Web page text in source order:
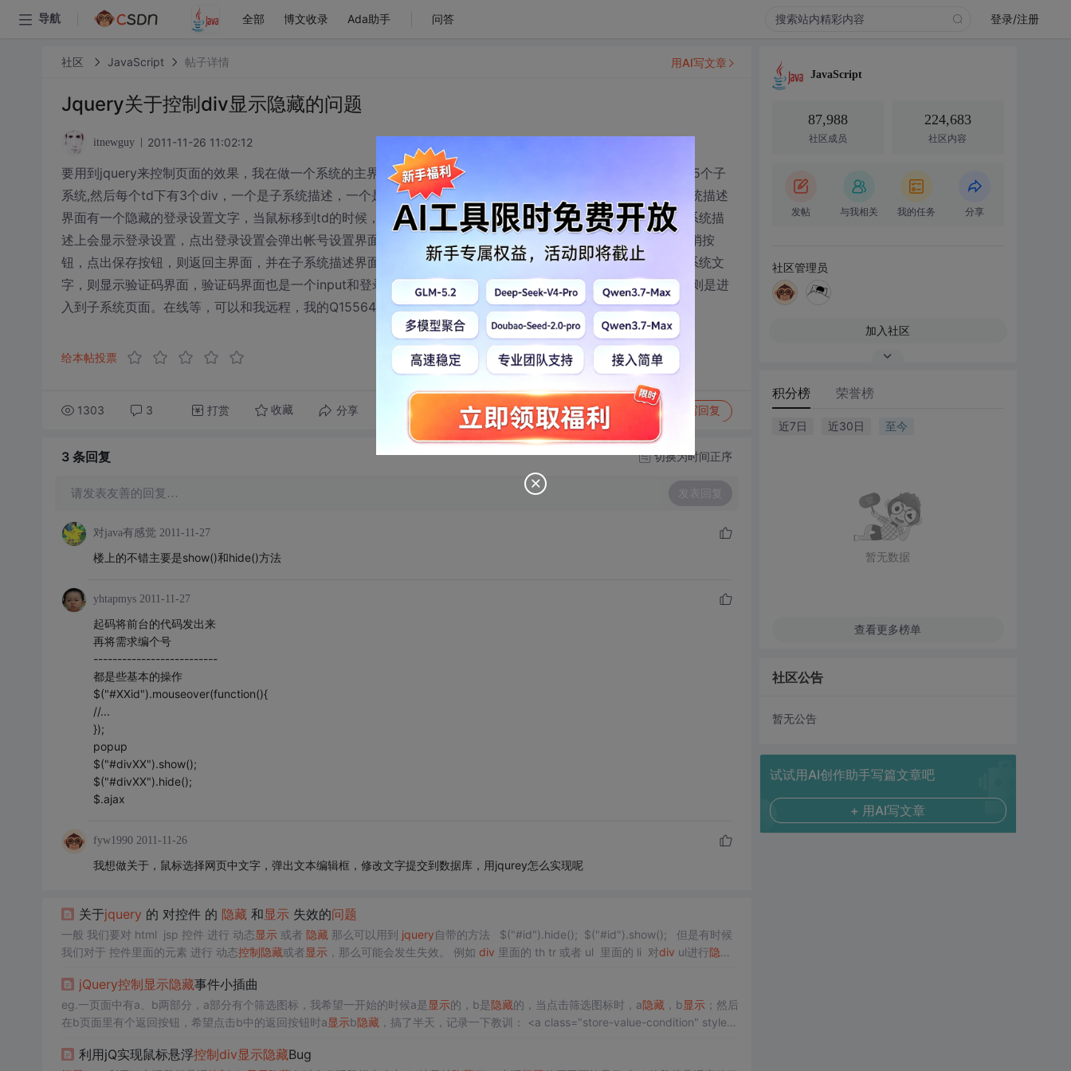
导航 全部 博文收录 Ada助手 问答 登录/注册
社区 JavaScript 帖子详情
Jquery关于控制div显示隐藏的问题
itnewguy 2011-11-26 11:02:12
要用到jquery来控制页面的效果，我在做一个系统的主界面页面，上2下5的布局，下5是用1个table,5个td包着的5个子
系统,然后每个td下有3个div，一个是子系统描述，一个是隐藏的帐号设置，一个是隐藏的输入验证码界面。子系统描述
界面有一个隐藏的登录设置文字，当鼠标移到td的时候，显示登录设置，鼠标移到td上时背景会变图片，然后子系统描
述上会显示登录设置，点出登录设置会弹出帐号设置界面，帐号设置界面有帐号,密码文本框和一个保存按钮和取消按
钮，点出保存按钮，则返回主界面，并在子系统描述界面显示进入系统文字，点击取消则返回主界面。点击进入系统文
字，则显示验证码界面，验证码界面也是一个input和登录和取消的按钮，点击取消也是返回主界面，点击登录，则是进
入到子系统页面。在线等，可以和我远程，我的Q1556423630 帮下我，谢谢了。
给本帖投票
1303 3 打赏 收藏 分享 转发到动态 举报 写回复
用AI写文章
3 条回复 切换为时间正序
请发表友善的回复… 发表回复
对java有感觉 2011-11-27
楼上的不错主要是show()和hide()方法
yhtapmys 2011-11-27
起码将前台的代码发出来
再将需求编个号
--------------------------
都是些基本的操作
$("#XXid").mouseover(function(){
//...
});
popup
$("#divXX").show();
$("#divXX").hide();
$.ajax
fyw1990 2011-11-26
我想做关于，鼠标选择网页中文字，弹出文本编辑框，修改文字提交到数据库，用jqurey怎么实现呢
关于jquery 的 对控件 的 隐藏 和显示失效的问题
一般 我们要对 html jsp 控件 进行 动态显示或者 隐藏 那么可以用到 jquery自带的方法 $("#id").hide(); $("#id").show(); 但是有时候
我们对于 控件里面的元素 进行 动态控制隐藏或者显示 ，那么可能会发生失效。 例如 div 里面的 th tr 或者 ul 里面的 li 对div ul进行隐藏
jQuery控制显示隐藏事件小插曲
eg.一页面中有a、b两部分，a部分有个筛选图标，我希望一开始的时候a是显示的，b是隐藏的，当点击筛选图标时，a隐藏 ，b显示；然后
在b页面里有个返回按钮，希望点击b中的返回按钮时a显示b隐藏 ，搞了半天，记录一下教训： <a class="store-value-condition" style
利用jQ实现鼠标悬浮控制div显示隐藏Bug
JavaScript
87,988
社区成员
224,683
社区内容
发帖 与我相关 我的任务 分享
社区管理员
加入社区
积分榜 荣誉榜
近7日 近30日 至今
暂无数据
查看更多榜单
社区公告
暂无公告
试试用AI创作助手写篇文章吧
+ 用AI写文章